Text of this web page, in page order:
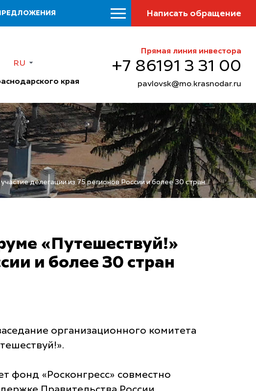
Написать обращение
RU
края
Прямая линия инвестора
+7 86191 3 31 00
pavlovsk@mo.krasnodar.ru
делегации из 75 регионов России и более 30 стран
«Путешествуй!»
и более 30 стран
организационного комитета
фонд «Росконгресс» совместно